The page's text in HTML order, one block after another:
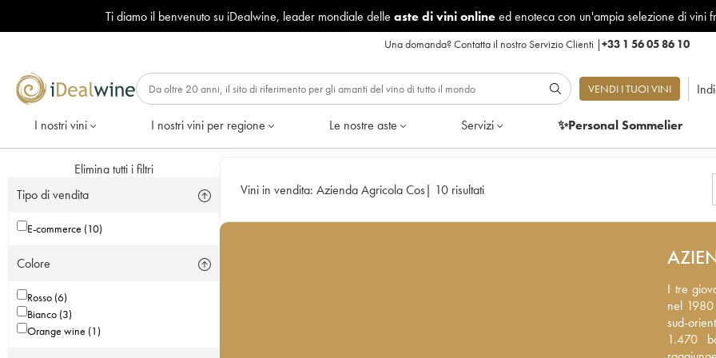
Ti diamo il benvenuto su iDealwine, leader mondiale delle aste di vini onlineed enoteca con un'ampia selezione di vini
Una domanda?Contatta il nostro Servizio Clienti |+33 1 56 05 86 10
VENDI I TUOI VINI
I nostri vini I nostri vini per regione Le nostre aste Servizi ✨Personal Sommelier
Elimina tutti i filtri
Tipo di vendita
E-commerce (10)
Colore
Rosso (6)
Bianco (3)
Orange wine (1)
Vini in vendita: Azienda Agricola Cos| 10 risultati
I tre
1980
bottiglie!
I tre
nel 1980
sud-
1.470